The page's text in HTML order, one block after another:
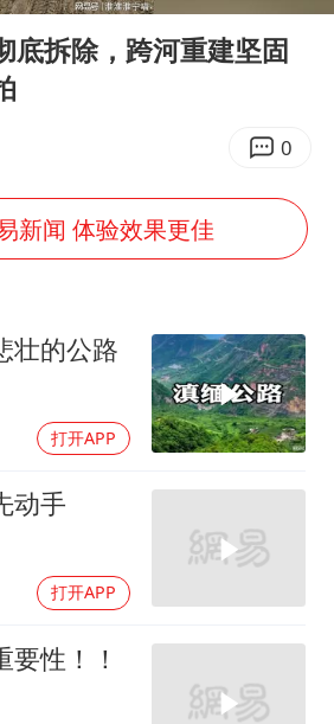
感觉全东北都在等7号
多地要求领导干部带头休假
中央气象台发布台风黄色预警
中方回应日本广岛核爆81周年
奋进开新局 实干挑大梁
底拆除，跨河重建坚固
0
新闻 体验效果更佳
壮的公路
打开APP
动手
打开APP
性！！